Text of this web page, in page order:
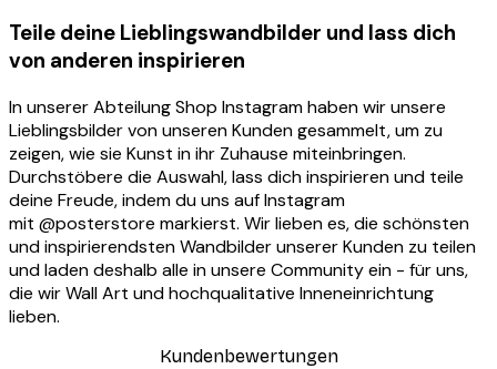
Teile deine Lieblingswandbilder und lass dich
von anderen inspirieren
In unserer Abteilung Shop Instagram haben wir unsere
Lieblingsbilder von unseren Kunden gesammelt, um zu
zeigen, wie sie Kunst in ihr Zuhause miteinbringen.
Durchstöbere die Auswahl, lass dich inspirieren und teile
deine Freude, indem du uns auf Instagram
mit @posterstore markierst. Wir lieben es, die schönsten
und inspirierendsten Wandbilder unserer Kunden zu teilen
und laden deshalb alle in unsere Community ein - für uns,
die wir Wall Art und hochqualitative Inneneinrichtung
lieben.
Kundenbewertungen